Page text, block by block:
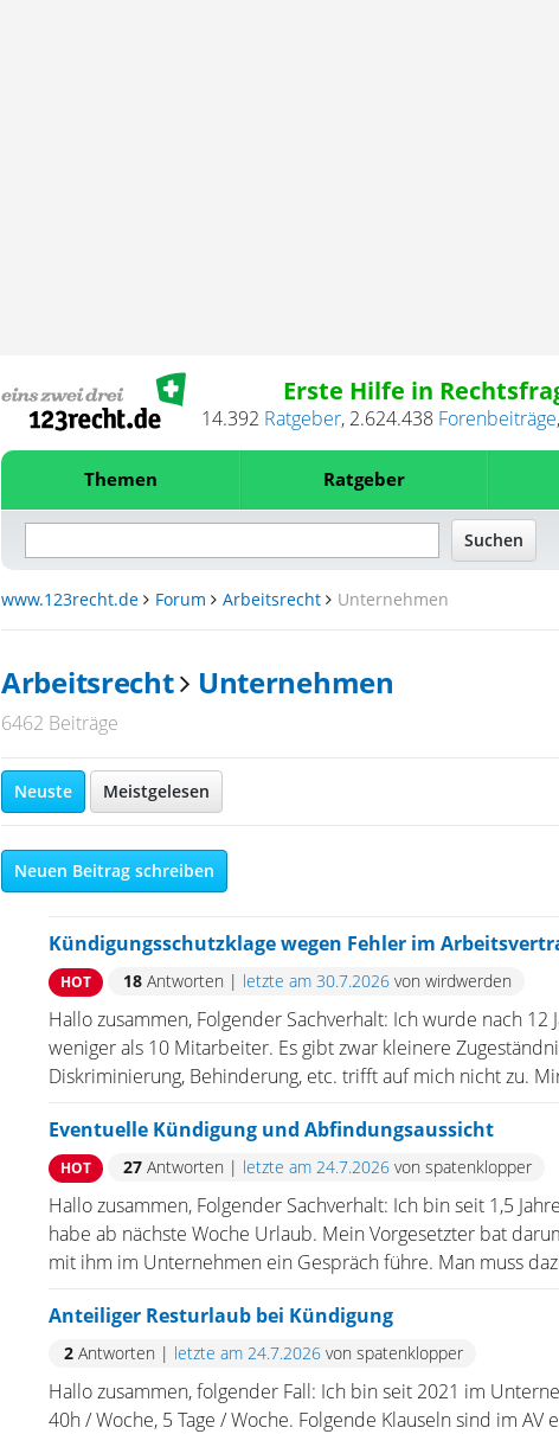
Erste Hilfe in
14.392 Ratgeber, 2.624.438 Forenbeiträge,
Themen Ratgeber
www.123recht.de Forum Arbeitsrecht Unternehmen
Arbeitsrecht Unternehmen
6462 Beiträge
Neuste Meistgelesen
Neuen Beitrag schreiben
Kündigungsschutzklage wegen Fehler im
HOT 18 Antworten | letzte am 30.7.2026 von wirdwerden
Hallo zusammen, Folgender Sachverhalt: Ich wurde nach
weniger als 10 Mitarbeiter. Es gibt zwar kleinere
Diskriminierung, Behinderung, etc. trifft auf mich nicht zu.
Eventuelle Kündigung und Abfindungsaussicht
HOT 27 Antworten | letzte am 24.7.2026 von spatenklopper
Hallo zusammen, Folgender Sachverhalt: Ich bin seit 1,5
habe ab nächste Woche Urlaub. Mein Vorgesetzter bat
mit ihm im Unternehmen ein Gespräch führe. Man muss
Anteiliger Resturlaub bei Kündigung
2 Antworten | letzte am 24.7.2026 von spatenklopper
Hallo zusammen, folgender Fall: Ich bin seit 2021 im
40h / Woche, 5 Tage / Woche. Folgende Klauseln sind im